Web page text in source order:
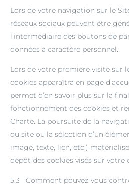
Lors de votre navigation sur le
réseaux sociaux peuvent être
l’intermédiaire des boutons de
données à caractère personnel.
Lors de votre première visite sur
cookies apparaîtra en page
permet d’en savoir plus sur la
fonctionnement des cookies et
Charte. La poursuite de la
du site ou la sélection d’un
image, texte, lien, etc.)
dépôt des cookies visés sur votre
5.3 Comment pouvez-vous